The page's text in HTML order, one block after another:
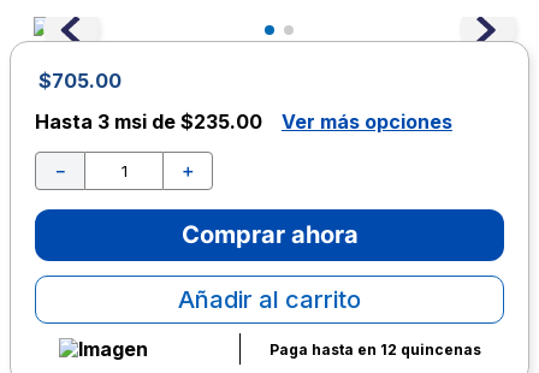
$705.00
Hasta 3 msi de $235.00 Ver más opciones
＋
－
Comprar ahora
Añadir al carrito
Paga hasta en 12 quincenas
6.
boligrafo
7.
escolar
8 .
sacapuntas
9.
lapiz
10. escritorio